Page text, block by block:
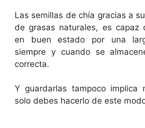
Las semillas de chía gracias a
de grasas naturales, es capaz
en buen estado por una
siempre y cuando se
correcta.
Y guardarlas tampoco implica
solo debes hacerlo de este